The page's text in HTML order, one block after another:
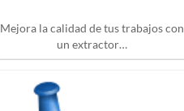
Mejora la calidad de tus trabajos con
un extractor…